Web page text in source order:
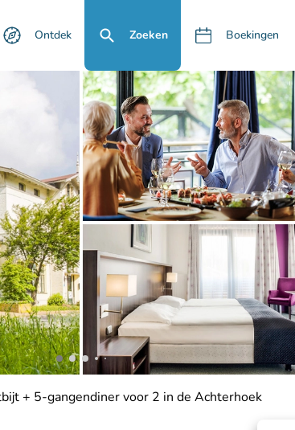
Ontdek Zoeken Boekingen
+ 5-gangendiner voor 2 in de Achterhoek